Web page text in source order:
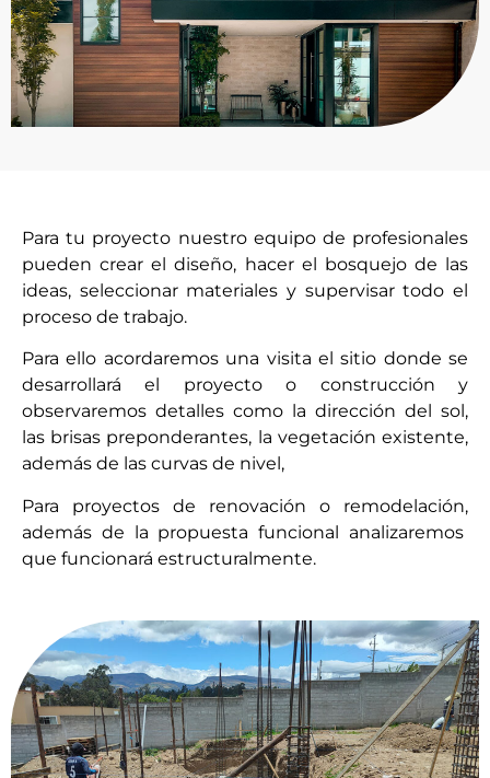
Para tu proyecto nuestro equipo de profesionales
pueden crear el diseño, hacer el bosquejo de las
ideas, seleccionar materiales y supervisar todo el
proceso de trabajo.
Para ello acordaremos una visita el sitio donde se
desarrollará el proyecto o construcción y
observaremos detalles como la dirección del sol,
las brisas preponderantes, la vegetación existente,
además de las curvas de nivel,
Para proyectos de renovación o remodelación,
además de la propuesta funcional analizaremos
que funcionará estructuralmente.